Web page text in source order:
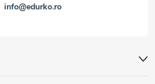
info@edurko.ro